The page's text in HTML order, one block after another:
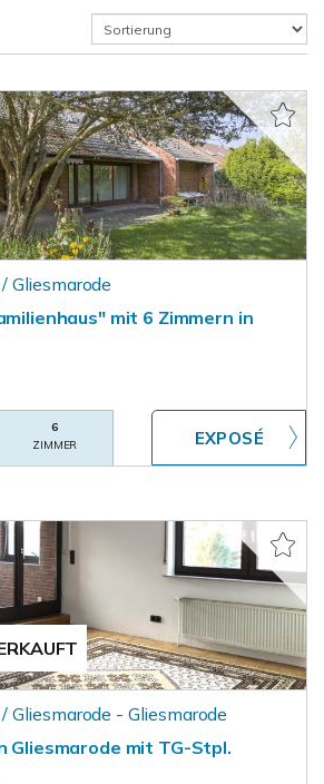
Gliesmarode
mit 6 Zimmern in
6
ZIMMER
Gliesmarode - Gliesmarode
Gliesmarode mit TG-Stpl.